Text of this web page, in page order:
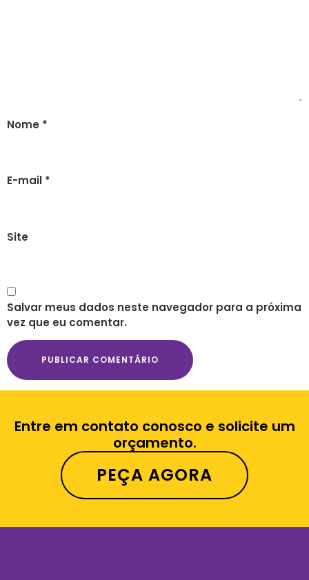
Nome *
E-mail *
Site
Salvar meus dados neste navegador para a próxima
vez que eu comentar.
Entre em contato conosco e solicite um
orçamento.
PEÇA AGORA